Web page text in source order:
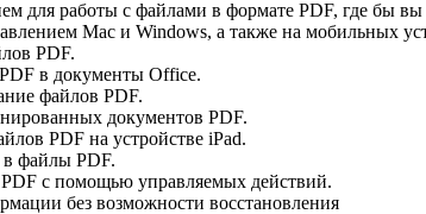
для работы с файлами в формате PDF, где бы вы
Mac и Windows, а также на мобильных
PDF.
в документы Office.
файлов PDF.
документов PDF.
PDF на устройстве iPad.
файлы PDF.
с помощью управляемых действий.
без возможности восстановления